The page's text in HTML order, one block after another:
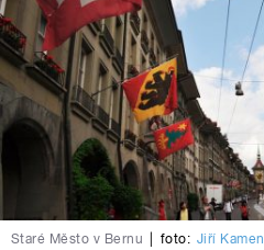
Staré Město v Bernu foto: Jiří Kamen